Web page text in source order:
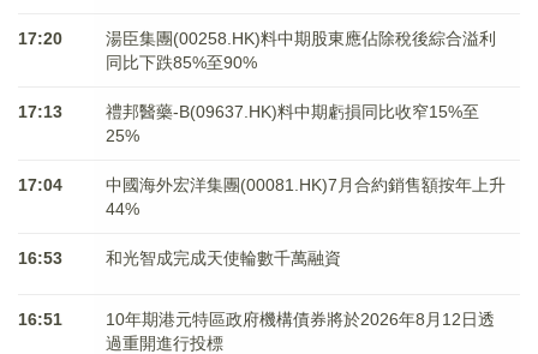
17:20
湯臣集團(00258.HK)料中期股東應佔除稅後綜合溢利
同比下跌85%至90%
17:13
禮邦醫藥-B(09637.HK)料中期虧損同比收窄15%至
25%
17:04
中國海外宏洋集團(00081.HK)7月合約銷售額按年上升
44%
16:53 和光智成完成天使輪數千萬融資
16:51
10年期港元特區政府機構債券將於2026年8月12日透
過重開進行投標